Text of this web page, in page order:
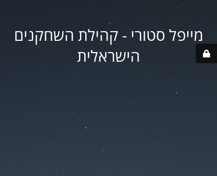
מייפל סטורי - קהילת השחקנים
הישראלית